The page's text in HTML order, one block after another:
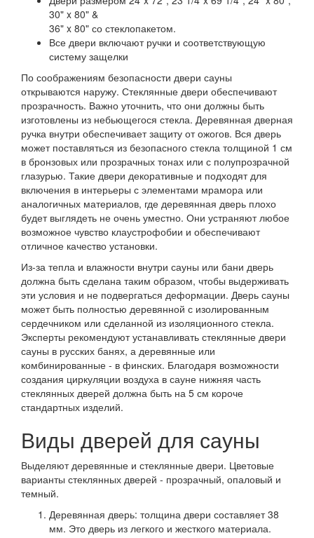
30" x 80" &
36" x 80" со стеклопакетом.
Все двери включают ручки и соответствующую
систему защелки
По соображениям безопасности двери сауны
открываются наружу. Стеклянные двери обеспечивают
прозрачность. Важно уточнить, что они должны быть
изготовлены из небьющегося стекла. Деревянная дверная
ручка внутри обеспечивает защиту от ожогов. Вся дверь
может поставляться из безопасного стекла толщиной 1 см
в бронзовых или прозрачных тонах или с полупрозрачной
глазурью. Такие двери декоративные и подходят для
включения в интерьеры с элементами мрамора или
аналогичных материалов, где деревянная дверь плохо
будет выглядеть не очень уместно. Они устраняют любое
возможное чувство клаустрофобии и обеспечивают
отличное качество установки.
Из-за тепла и влажности внутри сауны или бани дверь
должна быть сделана таким образом, чтобы выдерживать
эти условия и не подвергаться деформации. Дверь сауны
может быть полностью деревянной с изолированным
сердечником или сделанной из изоляционного стекла.
Эксперты рекомендуют устанавливать стеклянные двери
сауны в русских банях, а деревянные или
комбинированные - в финских. Благодаря возможности
создания циркуляции воздуха в сауне нижняя часть
стеклянных дверей должна быть на 5 см короче
стандартных изделий.
Виды дверей для сауны
Выделяют деревянные и стеклянные двери. Цветовые
варианты стеклянных дверей - прозрачный, опаловый и
темный.
Деревянная дверь: толщина двери составляет 38
мм. Это дверь из легкого и жесткого материала.